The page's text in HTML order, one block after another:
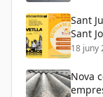
Sant
Sant
per a
18 juny
Nova